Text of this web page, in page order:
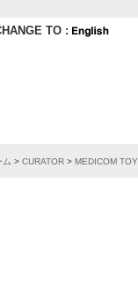
TO :
ム > CURATOR > MEDICOM TOY